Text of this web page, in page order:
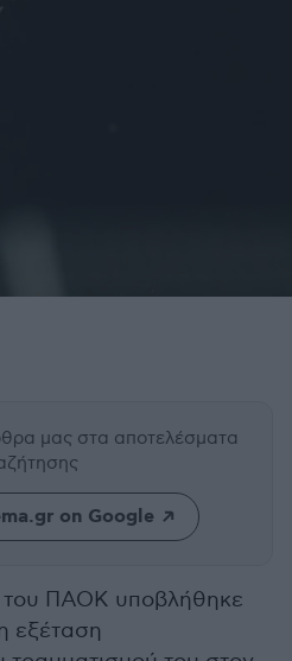
μας στα αποτελέσματα
on Google
του ΠΑΟΚ υποβλήθηκε
εξέταση